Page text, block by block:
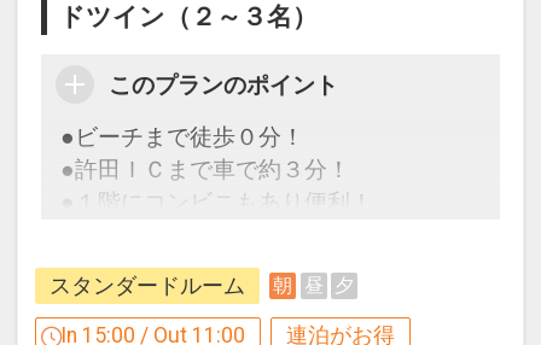
～流水プール・子供用プールなど４種の
・メインプール/水深１２０ｃｍ～１５
０ｃｍ
・流水プール/水深１２０ｃｍ
・アクティビティプール/水深５０ｃｍ
営業期間：４月～１０月
ドツイン（２～３名）
このプランのポイント
●ビーチまで徒歩０分！
●許田ＩＣまで車で約３分！
●１階にコンビニもあり便利！
【連泊するとお得】連泊割引がございま
す
スタンダードルーム 朝 昼 夕
In 15:00 / Out 11:00 連泊がお得